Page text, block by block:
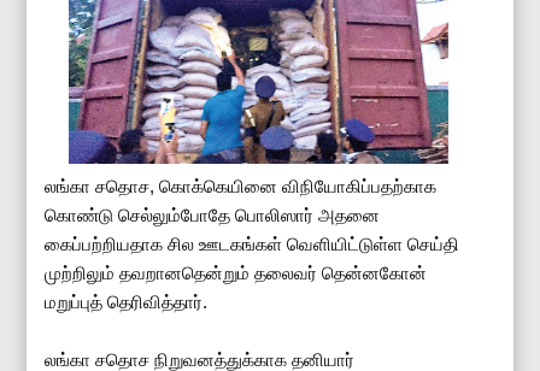
லங்கா சதொச, கொக்கெயினை விநியோகிப்பதற்காக
கொண்டு செல்லும்போதே பொலிஸார் அதனை
கைப்பற்றியதாக சில ஊடகங்கள் வெளியிட்டுள்ள செய்தி
முற்றிலும் தவறானதென்றும் தலைவர் தென்னகோன்
மறுப்புத் தெரிவித்தார்.
லங்கா சதொச நிறுவனத்துக்காக தனியார்